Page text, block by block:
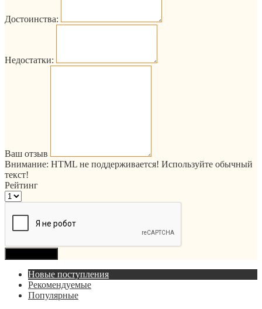
Достоинства:
Недостатки:
Ваш отзыв
Внимание: HTML не поддерживается! Используйте обычный
текст!
Рейтинг
Новые поступления
Рекомендуемые
Популярные